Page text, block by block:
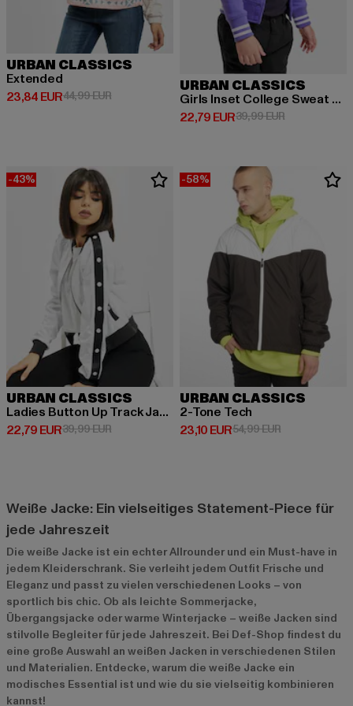
URBAN CLASSICS
Extended
23,84 EUR
Derzeitiger Preis: 23,84 EUR
44,99 EURAktionspreis: 44,99 EUR
URBAN CLASSICS
Girls Inset College Sweat Jacket
22,79 EUR
Derzeitiger Preis: 22,79 EUR
39,99 EURAktionspreis:
-43%
URBAN CLASSICS
Ladies Button Up Track Jacket
22,79 EUR
Derzeitiger Preis: 22,79 EUR
39,99 EURAktionspreis: 39,99 EUR
-58%
URBAN CLASSICS
2-Tone Tech
23,10 EUR
Derzeitiger Preis: 23,10 EUR
54,99 EURAktionspreis:
Weiße Jacke: Ein vielseitiges Statement-Piece für
jede Jahreszeit
Die weiße Jacke ist ein echter Allrounder und ein Must-have in
jedem Kleiderschrank. Sie verleiht jedem Outfit Frische und
Eleganz und passt zu vielen verschiedenen Looks – von
sportlich bis chic. Ob als leichte Sommerjacke,
Übergangsjacke oder warme Winterjacke – weiße Jacken sind
stilvolle Begleiter für jede Jahreszeit. Bei Def-Shop findest du
eine große Auswahl an weißen Jacken in verschiedenen Stilen
und Materialien. Entdecke, warum die weiße Jacke ein
modisches Essential ist und wie du sie vielseitig kombinieren
kannst!